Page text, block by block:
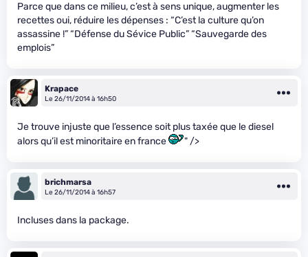
Parce que dans ce milieu, c’est à sens unique, augmenter les
recettes oui, réduire les dépenses : “C’est la culture qu’on
assassine !” “Défense du Sévice Public” “Sauvegarde des
emplois”
Krapace
Le 26/11/2014 à 16h50
Je trouve injuste que l’essence soit plus taxée que le diesel
alors qu’il est minoritaire en france
" />
brichmarsa
Le 26/11/2014 à 16h57
Incluses dans la package.